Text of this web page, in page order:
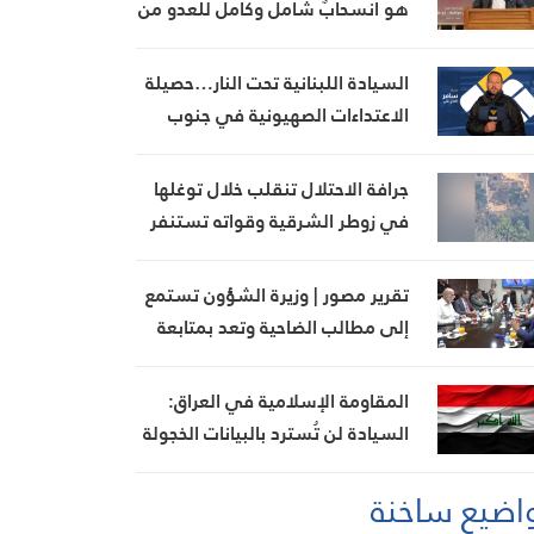
هو انسحابٌ شامل وكامل للعدو من
السيادة اللبنانية تحت النار…حصيلة
الاعتداءات الصهيونية في جنوب
جرافة الاحتلال تنقلب خلال توغلها
في زوطر الشرقية وقواته تستنفر
تقرير مصور | وزيرة الشؤون تستمع
إلى مطالب الضاحية وتعد بمتابعة
المقاومة الإسلامية في العراق:
السيادة لن تُسترد بالبيانات الخجولة
ساخنة